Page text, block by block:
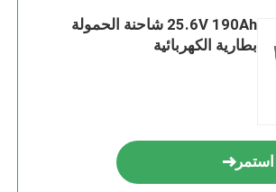
25.6V 190Ah شاحنة الحمولة
بطارية الكهربائية
استمر